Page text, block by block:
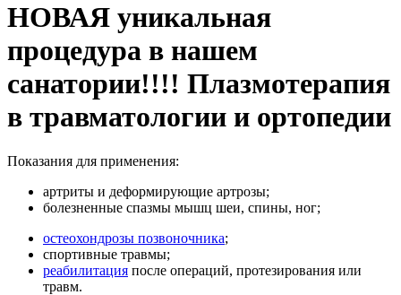
НОВАЯ уникальная
процедура в нашем
санатории!!!! Плазмотерапия
в травматологии и ортопедии
Показания для применения:
артриты и деформирующие артрозы;
болезненные спазмы мышц шеи, спины, ног;
остеохондрозы позвоночника;
спортивные травмы;
реабилитация после операций, протезирования или
травм.